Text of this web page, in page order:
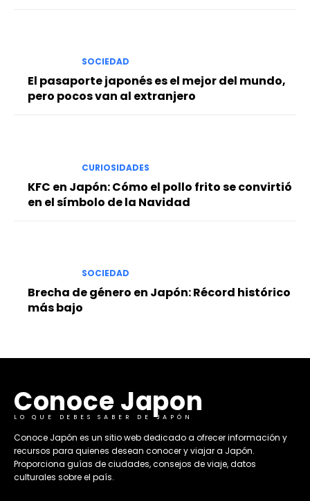
SOCIEDAD
El pasaporte japonés es el mejor del mundo,
pero pocos van al extranjero
CURIOSIDADES
KFC en Japón: Cómo el pollo frito se convirtió
en el símbolo de la Navidad
SOCIEDAD
Brecha de género en Japón: Récord histórico
más bajo
Conoce Japon
LO QUE DEBES SABER DE JAPÓN
​Conoce Japón es un sitio web dedicado a ofrecer información y
recursos para quienes desean conocer y viajar a Japón.
Proporciona guías de ciudades, consejos de viaje, datos
culturales sobre el país. ​